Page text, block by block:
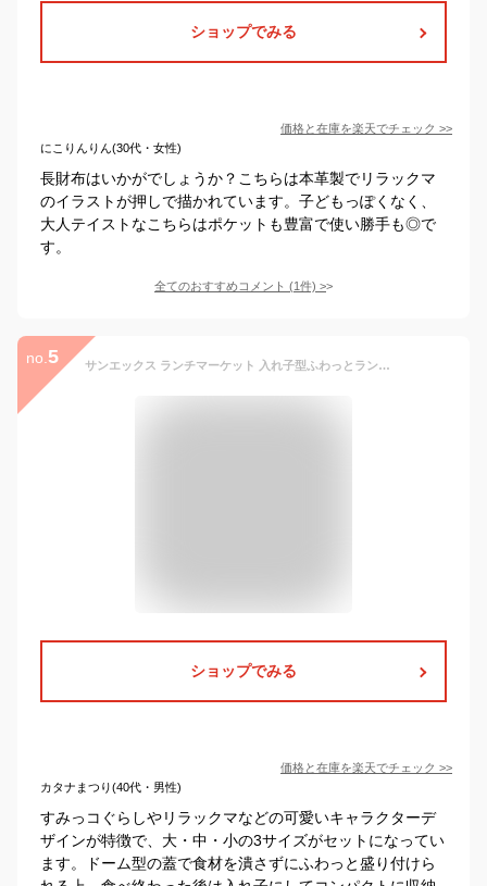
ショップでみる
価格と在庫を楽天でチェック >>
にこりんりん(30代・女性)
長財布はいかがでしょうか？こちらは本革製でリラックマ
のイラストが押しで描かれています。子どもっぽくなく、
大人テイストなこちらはポケットも豊富で使い勝手も◎で
す。
全てのおすすめコメント (1件) >
no. 5 サンエックス ランチマーケット 入れ子型ふわっとランチボックス 3個セット すみっコぐらし リラックマ 弁当箱 容器 保存容器 子供 キッズ 大人 電子レンジ対応 キャラクター かわいい 幼稚園 小学校 保育園 抗菌加工 ランチボックス ランチグッズ
ショップでみる
価格と在庫を楽天でチェック >>
カタナまつり(40代・男性)
すみっコぐらしやリラックマなどの可愛いキャラクターデ
ザインが特徴で、大・中・小の3サイズがセットになってい
ます。ドーム型の蓋で食材を潰さずにふわっと盛り付けら